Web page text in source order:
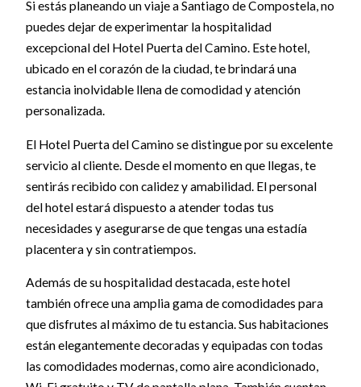
Si estás planeando un viaje a Santiago de Compostela, no
puedes dejar de experimentar la hospitalidad
excepcional del Hotel Puerta del Camino. Este hotel,
ubicado en el corazón de la ciudad, te brindará una
estancia inolvidable llena de comodidad y atención
personalizada.
El Hotel Puerta del Camino se distingue por su excelente
servicio al cliente. Desde el momento en que llegas, te
sentirás recibido con calidez y amabilidad. El personal
del hotel estará dispuesto a atender todas tus
necesidades y asegurarse de que tengas una estadía
placentera y sin contratiempos.
Además de su hospitalidad destacada, este hotel
también ofrece una amplia gama de comodidades para
que disfrutes al máximo de tu estancia. Sus habitaciones
están elegantemente decoradas y equipadas con todas
las comodidades modernas, como aire acondicionado,